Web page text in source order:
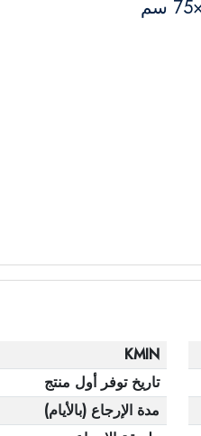
KMIN
تاريخ توفر أول منتج
مدة الإرجاع (بالأيام)